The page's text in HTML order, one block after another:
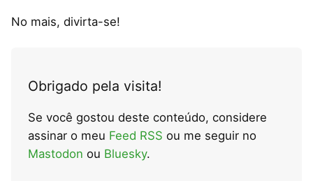
No mais, divirta-se!
Obrigado pela visita!
Se você gostou deste conteúdo, considere
assinar o meu Feed RSS ou me seguir no
Mastodon ou Bluesky.